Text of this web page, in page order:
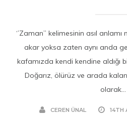
‘’Zaman’’ kelimesinin asıl
akar yoksa zaten aynı anda
kafamızda kendi kendine aldığı
Doğarız, ölürüz ve arada
olarak...
CEREN ÜNAL 14TH